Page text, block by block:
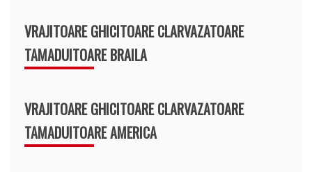
VRAJITOARE GHICITOARE CLARVAZATOARE
TAMADUITOARE BRAILA
VRAJITOARE GHICITOARE CLARVAZATOARE
TAMADUITOARE AMERICA